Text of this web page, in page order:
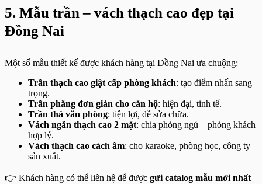
5. Mẫu trần – vách thạch cao đẹp tại
Đồng Nai
Một số mẫu thiết kế được khách hàng tại Đồng Nai ưa chuộng:
Trần thạch cao giật cấp phòng khách: tạo điểm nhấn sang
trọng.
Trần phẳng đơn giản cho căn hộ: hiện đại, tinh tế.
Trần thả văn phòng: tiện lợi, dễ sửa chữa.
Vách ngăn thạch cao 2 mặt: chia phòng ngủ – phòng khách
hợp lý.
Vách thạch cao cách âm: cho karaoke, phòng học, công ty
sản xuất.
👉 Khách hàng có thể liên hệ để được gửi catalog mẫu mới nhất